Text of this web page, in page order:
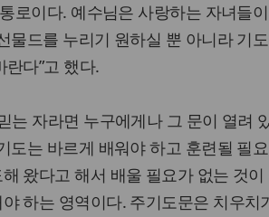
로이다. 예수님은 사랑하는 자녀들
물드를 누리기 원하실 뿐 아니라 기
다”고 했다.
는 자라면 누구에게나 그 문이 열려
도는 바르게 배워야 하고 훈련될 필
왔다고 해서 배울 필요가 없는 것
하는 영역이다. 주기도문은 치우치